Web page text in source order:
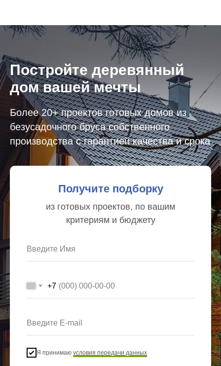
Постройте деревянный
домвашей мечты
Более 20+ проектов готовых домов из
безусадочного бруса собственного
производства с гарантией качества и срока
Получите подборку
из готовых проектов, по вашим
критериям и бюджету
Введите Имя
+7
Введите E-mail
Я принимаю условия передачи данных